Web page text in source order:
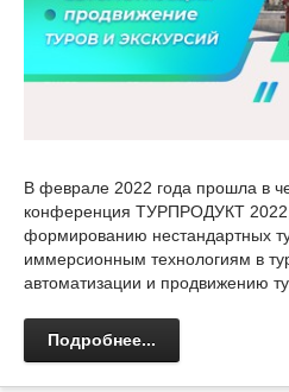
В феврале 2022 года прошла в
конференция ТУРПРОДУКТ
формированию нестандартных
иммерсионным технологиям в
автоматизации и продвижению
Подробнее...